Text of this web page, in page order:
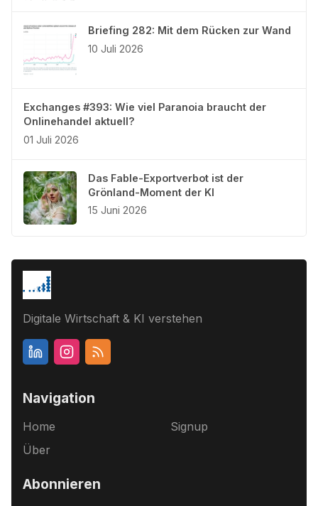
Briefing 282: Mit dem Rücken zur Wand
10 Juli 2026
Exchanges #393: Wie viel Paranoia braucht der
Onlinehandel aktuell?
01 Juli 2026
Das Fable-Exportverbot ist der
Grönland-Moment der KI
15 Juni 2026
Digitale Wirtschaft & KI verstehen
Navigation
Home
Über
Signup
Abonnieren